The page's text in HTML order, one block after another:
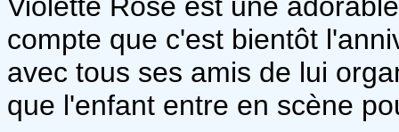
compte que c'est bientôt
avec tous ses amis de lui
que l'enfant entre en scène